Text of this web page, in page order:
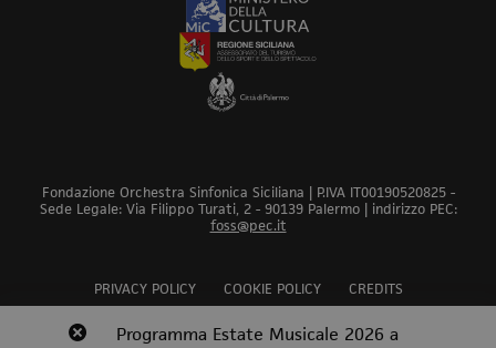
Revoca bando audizioni 2026Scopri
Programma Estate Musicale 2026 a
Scopri
Scopri
Scopri Scopri
Fondazione Orchestra Sinfonica Siciliana | P.IVA IT00190520825 -
Sede Legale: Via Filippo Turati, 2 - 90139 Palermo | indirizzo PEC:
foss@pec.it
PRIVACY POLICY COOKIE POLICY CREDITS